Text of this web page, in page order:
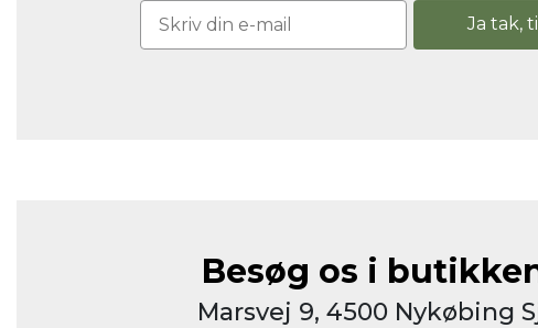
Ja tak,
Besøg os i
Marsvej 9, 4500 Nykøbing